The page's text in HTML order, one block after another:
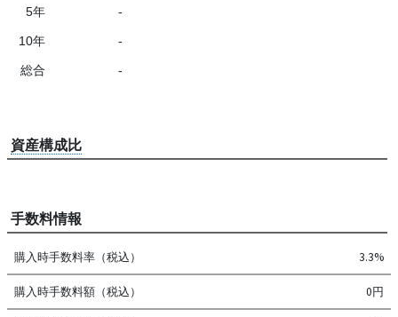
5年 -
10年 -
総合 -
資産構成比
手数料情報
購入時手数料率（税込） 3.3%
購入時手数料額（税込） 0円